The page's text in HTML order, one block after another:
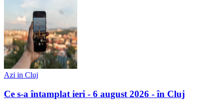
Azi in Cluj
Ce s-a întamplat ieri - 6 august 2026 - în Cluj